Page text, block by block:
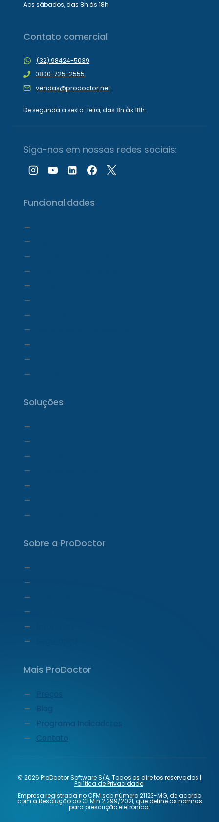
Aos sábados, das 8h às 18h.
Contato comercial
(32) 98424-5039
0800-725-2555
vendas@prodoctor.net
De segunda a sexta-feira, das 8h às 18h.
Siga-nos em nossas redes sociais:
Funcionalidades
Soluções
Sobre a ProDoctor
Mais ProDoctor
Blog
Programa Indicadores
Contato
© 2026 ProDoctor Software S/A. Todos os direitos reservados |
Política de Privacidade.
Empresa registrada no CFM sob número 21123-MG, de acordo
com a Resolução do CFM n 2.299/2021, que define as normas
para prescrição eletrônica.